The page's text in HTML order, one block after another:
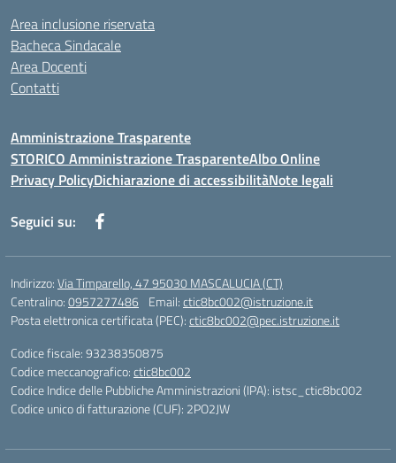
Area inclusione riservata
Bacheca Sindacale
Area Docenti
Contatti
Amministrazione Trasparente
STORICO Amministrazione TrasparenteAlbo Online
Privacy PolicyDichiarazione di accessibilitàNote legali
Seguici su:
Indirizzo:Via Timparello, 47 95030 MASCALUCIA (CT)
Centralino:0957277486 Email:ctic8bc002@istruzione.it
Posta elettronica certificata (PEC):ctic8bc002@pec.istruzione.it
Codice fiscale: 93238350875
Codice meccanografico:ctic8bc002
Codice Indice delle Pubbliche Amministrazioni (IPA): istsc_ctic8bc002
Codice unico di fatturazione (CUF): 2PO2JW